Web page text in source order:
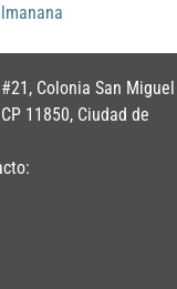
Colonia San Miguel
11850, Ciudad de